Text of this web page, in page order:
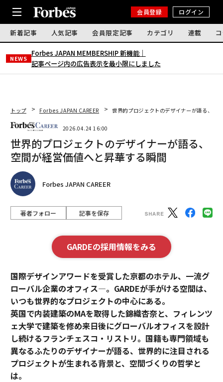
会員登録 ログイン
新着記事 人気記事 会員限定記事 カテゴリ 連載
NEWS
Forbes JAPAN MEMBERSHIP 新機能｜
記事ページ内の広告表示を最小限にしました
トップ Forbes JAPAN CAREER 世界的プロジェクトのデザイナーが語る、空
2026.04.24 16:00
世界的プロジェクトのデザイナーが語る、
空間が経営価値へと昇華する瞬間
Forbes JAPAN CAREER
著者フォロー 記事を保存
GARDEの採用情報をみる
国際デザインアワードを受賞した京都のホテル、一流グ
ローバル企業のオフィス—。GARDEが手がける空間は、
いつも世界的なプロジェクトの中心にある。
英国で内装建築のMAを取得した錦織杏奈と、フィレンツ
ェ大学で建築を修め来日後にグローバルオフィスを設計
し続けるフランチェスコ・リストリ。国籍も専門領域も
異なるふたりのデザイナーが語る、世界的に注目される
プロジェクトが生まれる背景と、空間づくりの哲学と
は。